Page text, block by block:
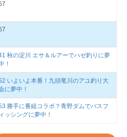
秋の淀川 エサ＆ルアーでハゼ釣りに夢
！
いよいよ本番！九頭竜川のアユ釣り大
に夢中！
勝手に番組コラボ？青野ダムでバスフ
ィッシングに夢中！